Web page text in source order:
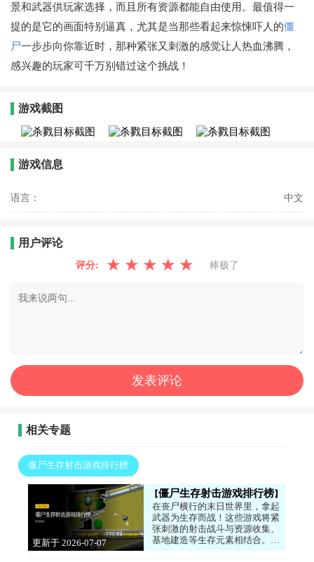
景和武器供玩家选择，而且所有资源都能自由使用。最值得一
提的是它的画面特别逼真，尤其是当那些看起来惊悚吓人的僵
尸一步步向你靠近时，那种紧张又刺激的感觉让人热血沸腾，
感兴趣的玩家可千万别错过这个挑战！
游戏截图
游戏信息
语言： 中文
用户评论
评分: ★ ★ ★ ★ ★ 棒极了
相关专题
僵尸生存射击游戏排行榜
更新于 2026-07-07
僵尸生存射击游戏排行榜
在丧尸横行的末日世界里，拿起
武器为生存而战！这些游戏将紧
张刺激的射击战斗与资源收集、
基地建造等生存元素相结合。你
需要一边对抗蜂拥而至的僵尸